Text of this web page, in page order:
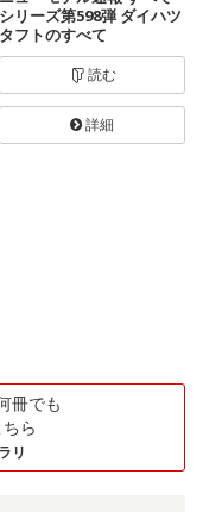
シリーズ第598弾 ダイハツ
タフトのすべて
読む
詳細
冊でも
ら
リ